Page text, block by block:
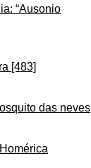
“Ausonio
[483]
das neves